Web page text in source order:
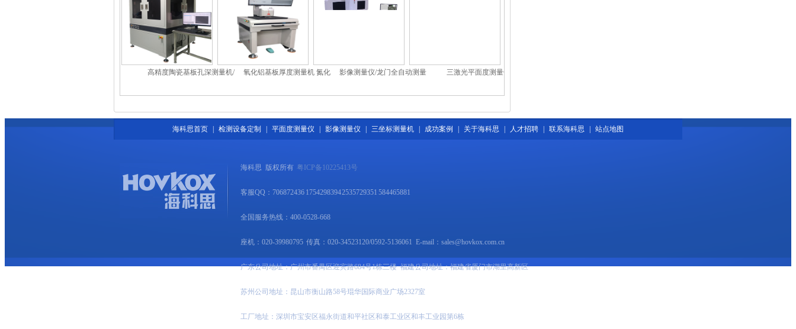
高精度陶瓷基板孔深测量机/
氧化铝基板厚度测量机 氮化
影像测量仪/龙门全自动测量
三激光平面度测量仪
海科思首页 检测设备定制 平面度测量仪 影像测量仪 三坐标测量机 成功案例 关于海科思 人才招聘 联系海科思 站点地图
海科思 版权所有 粤ICP备10225413号
客服QQ：706872436 1754298394 2535729351 584465881
全国服务热线：400-0528-668
座机：020-39980795 传真：020-34523120/0592-5136061 E-mail：sales@hovkox.com.cn
广东公司地址：广州市番禺区迎宾路684号1栋三楼 福建公司地址：福建省厦门市湖里高新区
苏州公司地址：昆山市衡山路58号琨华国际商业广场2327室
工厂地址：深圳市宝安区福永街道和平社区和泰工业区和丰工业园第6栋